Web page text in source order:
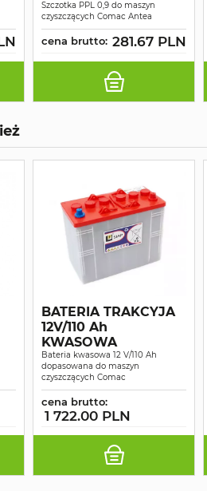
Szczotka PPL 0,9 do maszyn
czyszczących Comac Antea
cena brutto: 281.67 PLN
BATERIA TRAKCYJA
12V/110 Ah
KWASOWA
Bateria kwasowa 12 V/110 Ah
dopasowana do maszyn
czyszczących Comac
cena brutto:
1 722.00 PLN